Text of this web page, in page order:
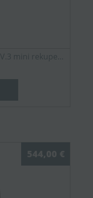
mini rekupe...
544,00 €